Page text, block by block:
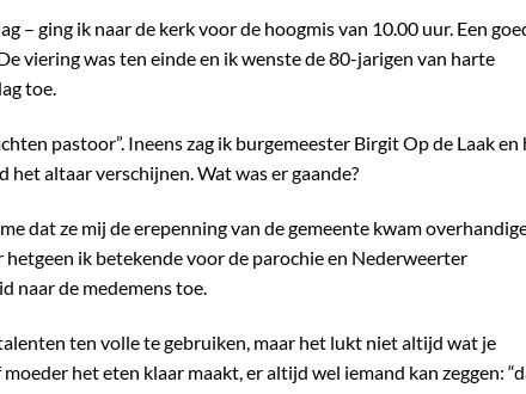
– ging ik naar de kerk voor de hoogmis van 10.00 uur. Een
viering was ten einde en ik wenste de 80-jarigen van harte
toe.
pastoor”. Ineens zag ik burgemeester Birgit Op de Laak en
altaar verschijnen. Wat was er gaande?
dat ze mij de erepenning van de gemeente kwam
ik betekende voor de parochie en Nederweerter
naar de medemens toe.
ten volle te gebruiken, maar het lukt niet altijd wat je
het eten klaar maakt, er altijd wel iemand kan zeggen: